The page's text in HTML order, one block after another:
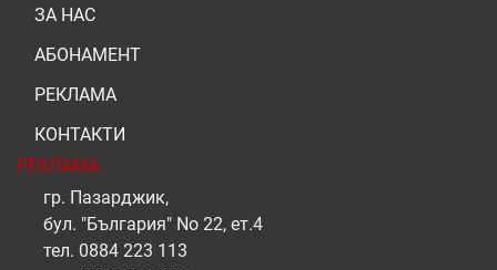
ЗА НАС
АБОНАМЕНТ
РЕКЛАМА
КОНТАКТИ
РЕКЛАМА
гр. Пазарджик,
бул. "България" No 22, ет.4
тел. 0884 223 113